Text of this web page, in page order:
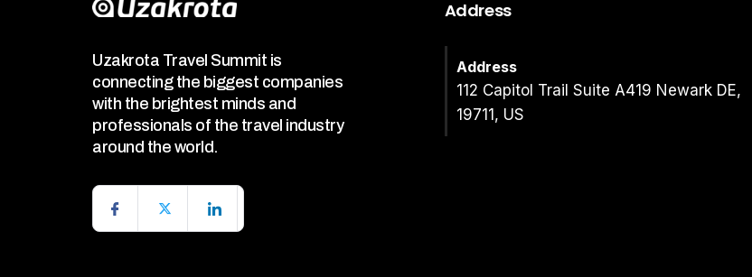
Uzakrota Travel Summit is
connecting the biggest companies
with the brightest minds and
professionals of the travel industry
around the world.
Address
Address
112 Capitol Trail Suite A419 Newark DE,
19711, US